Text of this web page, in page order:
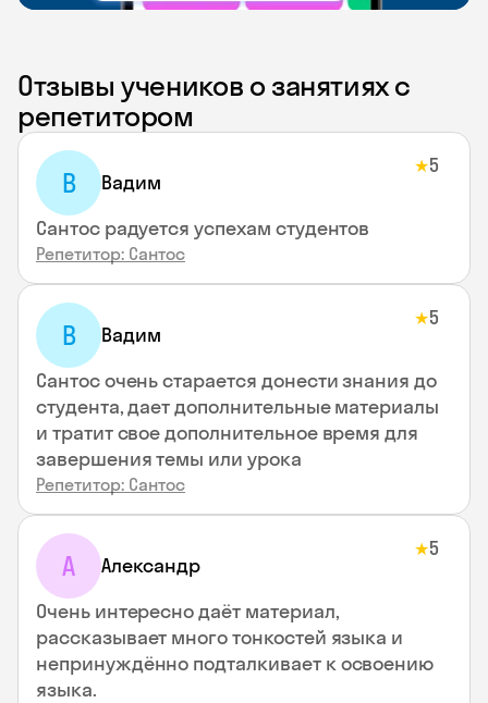
Отзывы учеников о занятиях с
репетитором
В Вадим
★5
Сантос радуется успехам студентов
Репетитор: Сантос
В Вадим
★5
Сантос очень старается донести знания до
студента, дает дополнительные материалы
и тратит свое дополнительное время для
завершения темы или урока
Репетитор: Сантос
А Александр
★5
Очень интересно даёт материал,
рассказывает много тонкостей языка и
непринуждённо подталкивает к освоению
языка.